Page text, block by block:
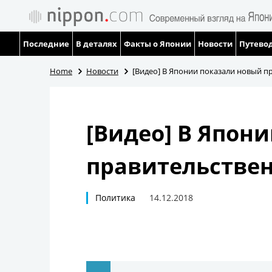
Последние В деталях Факты о Японии Новости
Home Новости [Видео] В Японии показали новый
[Видео] В
Политика 14.12.2018